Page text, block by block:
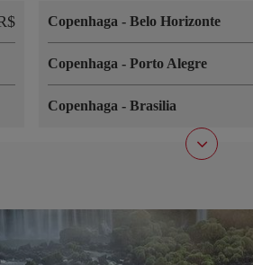
Copenhaga - Belo Horizonte
Copenhaga - Porto Alegre
Copenhaga - Brasilia